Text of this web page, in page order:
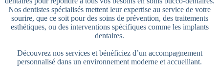
Nos dentistes spécialisés mettent leur expertise au service de votre
sourire, que ce soit pour des soins de prévention, des traitements
esthétiques, ou des interventions spécifiques comme les implants
dentaires.
Découvrez nos services et bénéficiez d’un accompagnement
personnalisé dans un environnement moderne et accueillant.